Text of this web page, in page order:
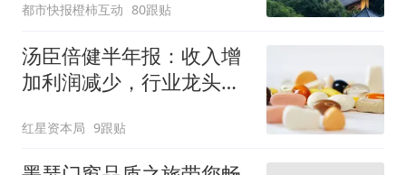
都市快报橙柿互动 80跟贴
汤臣倍健半年报：收入增
加利润减少，行业龙头的
红星资本局 9跟贴